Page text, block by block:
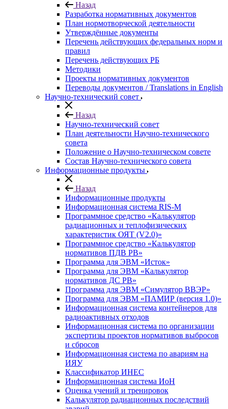
Назад
Разработка нормативных документов
План нормотворческой деятельности
Утверждённые документы
Перечень действующих федеральных норм и
правил
Перечень действующих РБ
Методики
Проекты нормативных документов
Переводы документов / Translations in English
Научно-технический совет
Назад
Научно-технический совет
План деятельности Научно-технического
совета
Положение о Научно-техническом совете
Состав Научно-технического совета
Информационные продукты
Назад
Информационные продукты
Информационная система RIS-M
Программное средство «Калькулятор
радиационных и теплофизических
характеристик ОЯТ (V2.0)»
Программное средство «Калькулятор
нормативов ПДВ РВ»
Программа для ЭВМ «Исток»
Программа для ЭВМ «Калькулятор
нормативов ДС РВ»
Программа для ЭВМ «Симулятор ВВЭР»
Программа для ЭВМ «ПАМИР (версия 1.0)»
Информационная система контейнеров для
радиоактивных отходов
Информационная система по организации
экспертизы проектов нормативов выбросов
и сбросов
Информационная система по авариям на
ИЯУ
Классификатор ИНЕС
Информационная система ИоН
Оценка учений и тренировок
Калькулятор радиационных последствий